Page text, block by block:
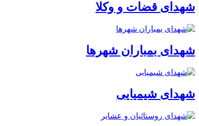
شهدای قضات و وکلا
شهدای بمباران شهرها
شهدای شیمیایی